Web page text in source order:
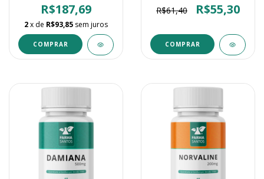
R$187,69
2x de R$93,85 sem juros
R$61,40
R$55,30